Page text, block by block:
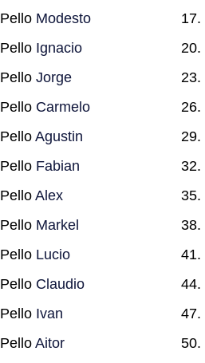
Pello Modesto
Pello Ignacio
Pello Jorge
Pello Carmelo
Pello Agustin
Pello Fabian
Pello Alex
Pello Markel
Pello Lucio
Pello Claudio
Pello Ivan
Pello Aitor